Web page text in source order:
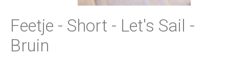
Feetje - Short - Let's Sail -
Bruin